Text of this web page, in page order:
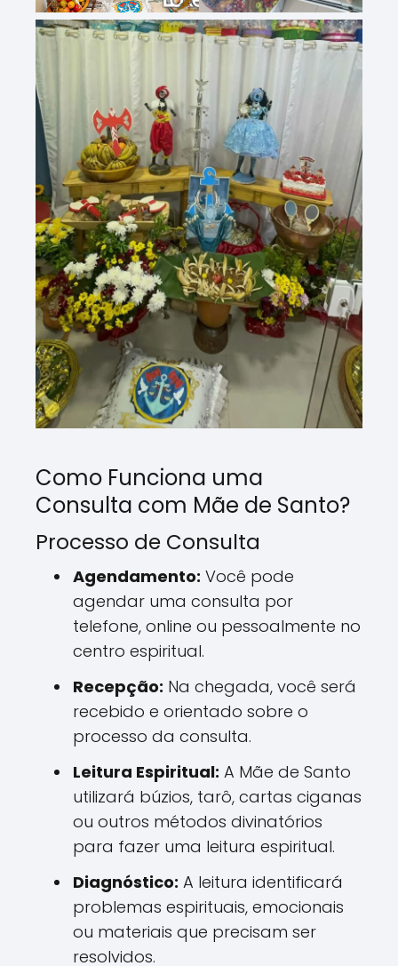
Como Funciona uma
Consulta com Mãe de Santo?
Processo de Consulta
Agendamento: Você pode
agendar uma consulta por
telefone, online ou pessoalmente no
centro espiritual.
Recepção: Na chegada, você será
recebido e orientado sobre o
processo da consulta.
Leitura Espiritual: A Mãe de Santo
utilizará búzios, tarô, cartas ciganas
ou outros métodos divinatórios
para fazer uma leitura espiritual.
Diagnóstico: A leitura identificará
problemas espirituais, emocionais
ou materiais que precisam ser
resolvidos.